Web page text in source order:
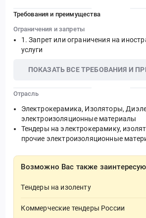
Требования и преимущества
Ограничения и запреты
Запрет или ограничения на
услуги
ПОКАЗАТЬ ВСЕ ТРЕБОВАНИЯ И
Отрасль
Электрокерамика, Изоляторы,
электроизоляционные материалы
Тендеры на электрокерамику,
прочие электроизоляционные
Возможно Вас также
Тендеры на изоленту
Коммерческие тендеры России